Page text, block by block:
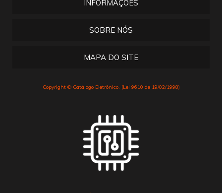
INFORMAÇÕES
SOBRE NÓS
MAPA DO SITE
Copyright © Catálogo Eletrônico. (Lei 9610 de 19/02/1998)